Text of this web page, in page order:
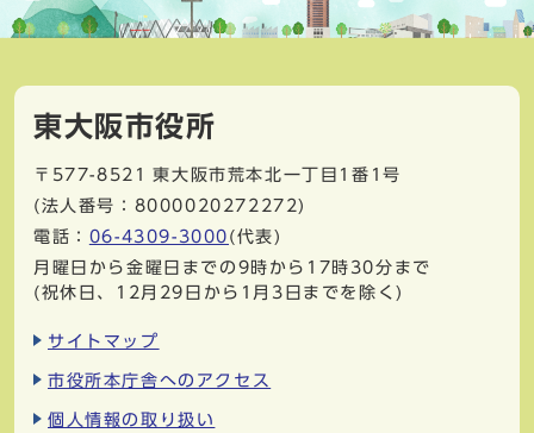
東大阪市役所
〒577-8521
東大阪市荒本北一丁目1番1号
(法人番号：8000020272272)
電話： 06-4309-3000 (代表)
月曜日から金曜日までの9時から17時30分まで
(祝休日、12月29日から1月3日までを除く)
サイトマップ
市役所本庁舎へのアクセス
個人情報の取り扱い